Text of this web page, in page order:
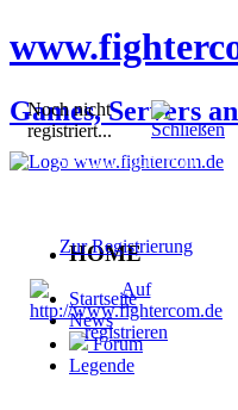
Games, Servers
HOME
Startseite
News
Forum
Legende
Noch nicht
registriert...
Sie sind noch nicht
Zur Registrierung